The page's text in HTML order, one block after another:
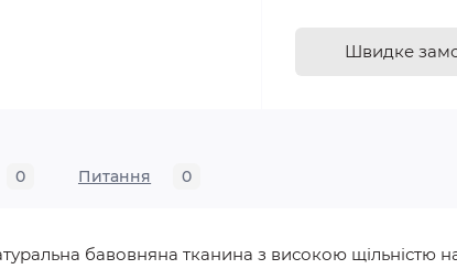
Швидке
0 Питання 0
бавовняна тканина з високою